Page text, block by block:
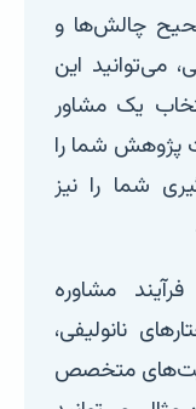
چالش‌ها و
می‌توانید این
یک مشاور
پژوهش شما را
شما را نیز
مشاوره
نانولیفی،
متخصص